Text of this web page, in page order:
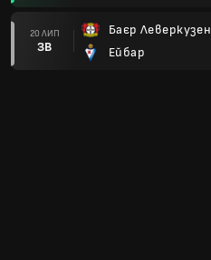
20 ЛИП
ЗВ
Баєр Леверкузен
Ейбар